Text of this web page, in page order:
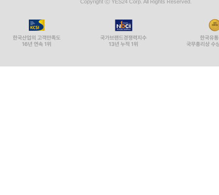
Copyright ⓒ YES24 Corp. All Rights Reserved.